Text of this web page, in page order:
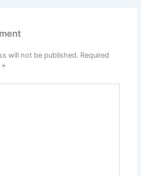
will not be published. Required
*